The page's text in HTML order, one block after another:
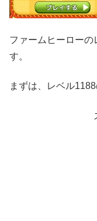
ファームヒーローの
す。
まずは、レベル